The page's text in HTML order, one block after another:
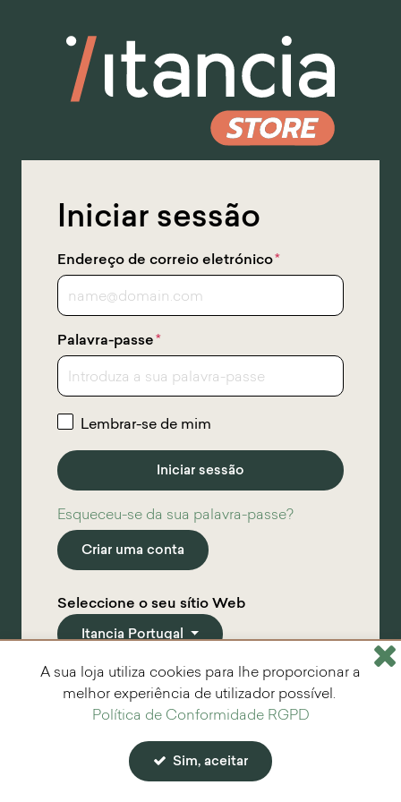
conteúdo
principal
Iniciar sessão
Endereço de correio eletrónico*
Palavra-passe*
Lembrar-se de mim
Esqueceu-se da sua palavra-passe?
Criar uma conta
Seleccione o seu sítio Web
Itancia Portugal
*Campos obrigatórios
A sua loja utiliza cookies para lhe proporcionar a
melhor experiência de utilizador possível.
Política de Conformidade RGPD
Sim, aceitar